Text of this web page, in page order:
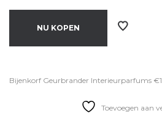
NU KOPEN
Bijenkorf Geurbrander Interieurparfums
Toevoegen aan